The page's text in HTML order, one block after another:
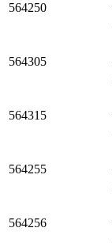
564250
564305
564315
564255
564256